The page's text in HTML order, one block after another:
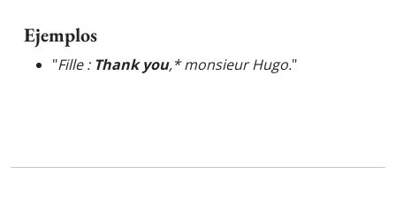
Ejemplos
"Fille : Thank you,* monsieur Hugo."